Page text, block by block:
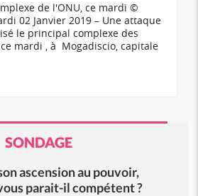
de l'ONU, ce mardi ©
02 Janvier 2019 – Une attaque
le principal complexe des
mardi , à Mogadiscio, capitale
SONDAGE
ascension au pouvoir,
parait-il compétent ?